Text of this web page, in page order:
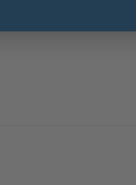
til DIN V 42673 (07-